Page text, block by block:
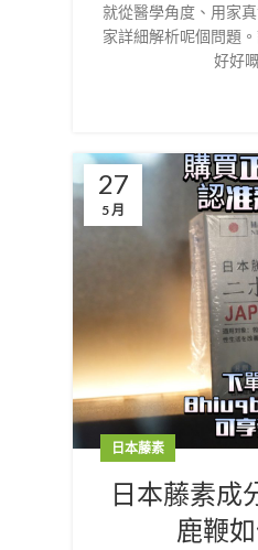
就從醫學角度、用家
家詳細解析呢個問題
好好
27
5 月
日本藤素
日本藤素成
鹿鞭